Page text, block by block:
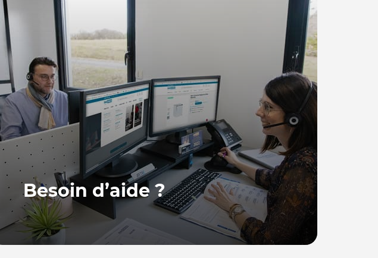
Besoin d’aide ?
Notre équipe, basée en France, se tient à votre disposition pour
répondre à vos questions